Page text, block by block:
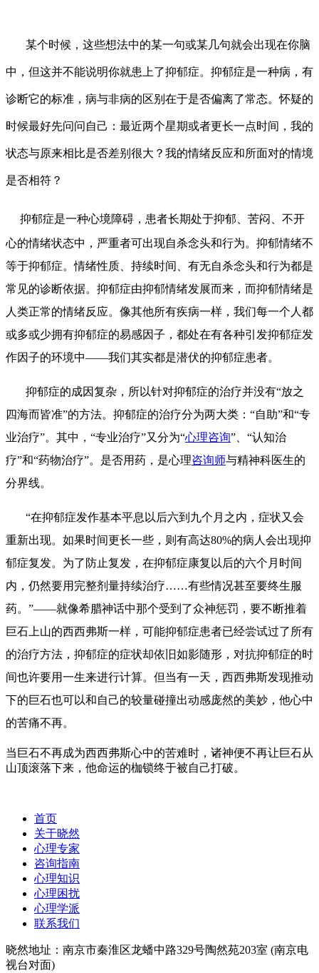
某个时候，这些想法中的某一句或某几句就会出现在你脑
中，但这并不能说明你就患上了抑郁症。抑郁症是一种病，有
诊断它的标准，病与非病的区别在于是否偏离了常态。怀疑的
时候最好先问问自己：最近两个星期或者更长一点时间，我的
状态与原来相比是否差别很大？我的情绪反应和所面对的情境
是否相符？
抑郁症是一种心境障碍，患者长期处于抑郁、苦闷、不开
心的情绪状态中，严重者可出现自杀念头和行为。抑郁情绪不
等于抑郁症。情绪性质、持续时间、有无自杀念头和行为都是
常见的诊断依据。抑郁症由抑郁情绪发展而来，而抑郁情绪是
人类正常的情绪反应。像其他所有疾病一样，我们每一个人都
或多或少拥有抑郁症的易感因子，都处在有各种引发抑郁症发
作因子的环境中——我们其实都是潜伏的抑郁症患者。
抑郁症的成因复杂，所以针对抑郁症的治疗并没有“放之
四海而皆准”的方法。抑郁症的治疗分为两大类：“自助”和“专
业治疗”。其中，“专业治疗”又分为“心理咨询”、“认知治
疗”和“药物治疗”。是否用药，是心理咨询师与精神科医生的
分界线。
“在抑郁症发作基本平息以后六到九个月之内，症状又会
重新出现。如果时间更长一些，则有高达80%的病人会出现抑
郁症复发。为了防止复发，在抑郁症康复以后的六个月时间
内，仍然要用完整剂量持续治疗……有些情况甚至要终生服
药。”——就像希腊神话中那个受到了众神惩罚，要不断推着
巨石上山的西西弗斯一样，可能抑郁症患者已经尝试过了所有
的治疗方法，抑郁症的症状却依旧如影随形，对抗抑郁症的时
间也许要用一生来进行计算。但当有一天，西西弗斯发现推动
下的巨石也可以和自己的较量碰撞出动感庞然的美妙，他心中
的苦痛不再。
当巨石不再成为西西弗斯心中的苦难时，诸神便不再让巨石从
山顶滚落下来，他命运的枷锁终于被自己打破。
首页
关于晓然
心理专家
咨询指南
心理知识
心理困扰
心理学派
联系我们
晓然地址：南京市秦淮区龙蟠中路329号陶然苑203室 (南京电
视台对面)